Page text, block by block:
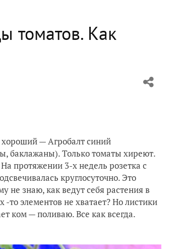
томатов. Как
— Агробалт синий
баклажаны). Только томаты хиреют.
протяжении 3-х недель розетка с
круглосуточно. Это
не знаю, как ведут себя растения в
элементов не хватает? Но листики
ком — поливаю. Все как всегда.